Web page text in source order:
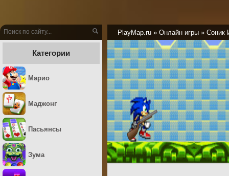
PlayMap.ru » Онлайн игры » Соник
Категории
Марио
Маджонг
Пасьянсы
Зума